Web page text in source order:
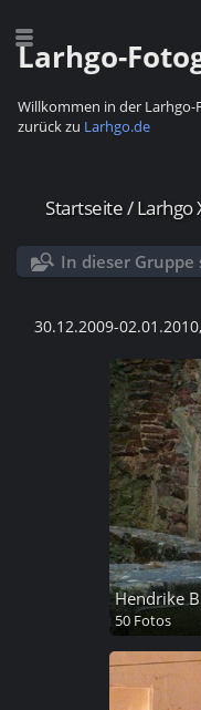
Larhgo-
Willkommen in der Larhgo-
zurück zu Larhgo.de
Startseite/Larhgo
In dieser Gruppe
30.12.2009-
Hendrike
50 Fotos